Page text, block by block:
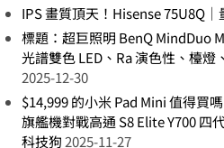
IPS 畫質頂天！Hisense 75U8Q｜
標題：超巨照明 BenQ MindDuo
光譜雙色 LED、Ra 演色性、檯
2025-12-30
$14,999 的小米 Pad Mini 值得買
旗艦機對戰高通 S8 Elite Y700 四
科技狗 2025-11-27